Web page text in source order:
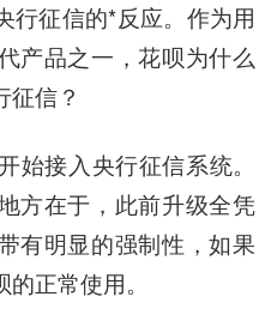
行征信的*反应。作为用
产品之一，花呗为什么
征信？
始接入央行征信系统。
方在于，此前升级全凭
有明显的强制性，如果
正常使用。